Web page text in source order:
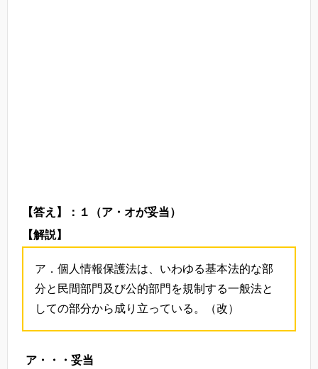
【答え】：１（ア・オが妥当）
【解説】
ア．個人情報保護法は、いわゆる基本法的な部
分と民間部門及び公的部門を規制する一般法と
しての部分から成り立っている。（改）
ア・・・妥当